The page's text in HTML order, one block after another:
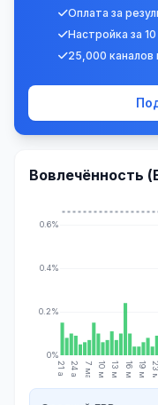
Оплата за
Настройка за
25,000
Вовлечённость
21 апр. 24 апр. 7 мая 10 мая 13 мая 16 мая 19 мая 23 мая
0%
0.2%
0.4%
0.6%